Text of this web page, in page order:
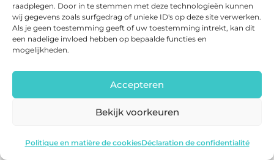
raadplegen. Door in te stemmen met deze technologieën kunnen
wij gegevens zoals surfgedrag of unieke ID's op deze site verwerken.
Als je geen toestemming geeft of uw toestemming intrekt, kan dit
een nadelige invloed hebben op bepaalde functies en
mogelijkheden.
Accepteren
Bekijk voorkeuren
Politique en matière de cookiesDéclaration de confidentialité
Application disponible Oui
Protection GPS contre le vol
Certification IP IPX5
ADO Air Carbon
ADO Air Carbon Voir l'offre